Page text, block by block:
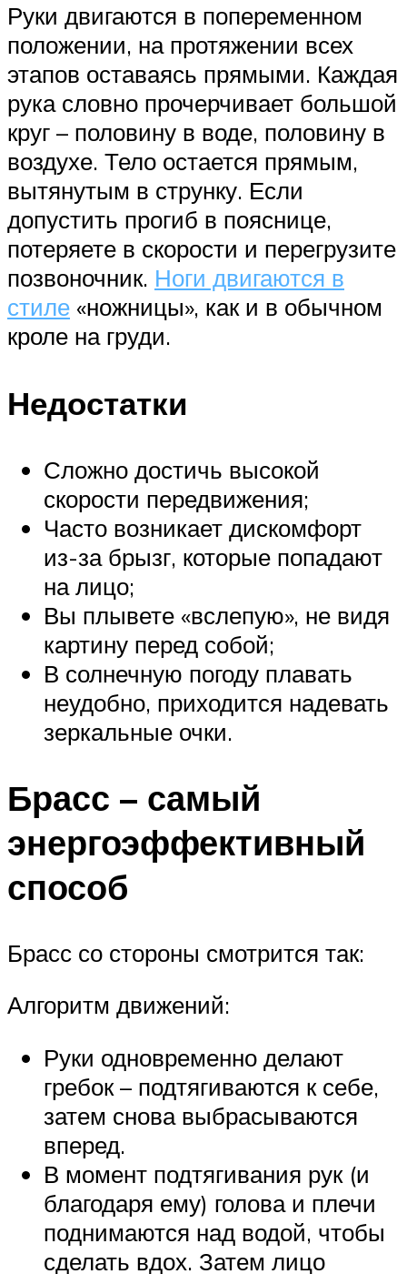
Руки двигаются в попеременном
положении, на протяжении всех
этапов оставаясь прямыми. Каждая
рука словно прочерчивает большой
круг – половину в воде, половину в
воздухе. Тело остается прямым,
вытянутым в струнку. Если
допустить прогиб в пояснице,
потеряете в скорости и перегрузите
позвоночник. Ноги двигаются в
стиле «ножницы», как и в обычном
кроле на груди.
Недостатки
Сложно достичь высокой
скорости передвижения;
Часто возникает дискомфорт
из-за брызг, которые попадают
на лицо;
Вы плывете «вслепую», не видя
картину перед собой;
В солнечную погоду плавать
неудобно, приходится надевать
зеркальные очки.
Брасс – самый
энергоэффективный
способ
Брасс со стороны смотрится так:
Алгоритм движений:
Руки одновременно делают
гребок – подтягиваются к себе,
затем снова выбрасываются
вперед.
В момент подтягивания рук (и
благодаря ему) голова и плечи
поднимаются над водой, чтобы
сделать вдох. Затем лицо